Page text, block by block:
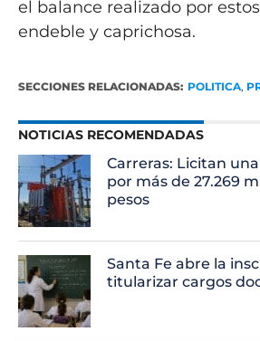
el balance realizado por
endeble y caprichosa.
SECCIONES RELACIONADAS: POLITICA,
NOTICIAS RECOMENDADAS
Carreras: Licitan
por más de 27.269
pesos
Santa Fe abre la
titularizar cargos